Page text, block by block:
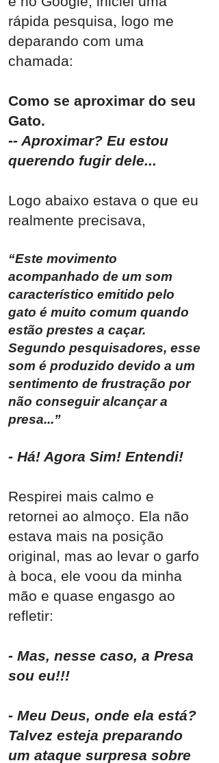
rápida pesquisa, logo me
deparando com uma
chamada:
Como se aproximar do seu
Gato.
-- Aproximar? Eu estou
querendo fugir dele...
Logo abaixo estava o que eu
realmente precisava,
“Este movimento
acompanhado de um som
característico emitido pelo
gato é muito comum quando
estão prestes a caçar.
Segundo pesquisadores, esse
som é produzido devido a um
sentimento de frustração por
não conseguir alcançar a
presa...”
- Há! Agora Sim! Entendi!
Respirei mais calmo e
retornei ao almoço. Ela não
estava mais na posição
original, mas ao levar o garfo
à boca, ele voou da minha
mão e quase engasgo ao
refletir:
- Mas, nesse caso, a Presa
sou eu!!!
- Meu Deus, onde ela está?
Talvez esteja preparando
um ataque surpresa sobre